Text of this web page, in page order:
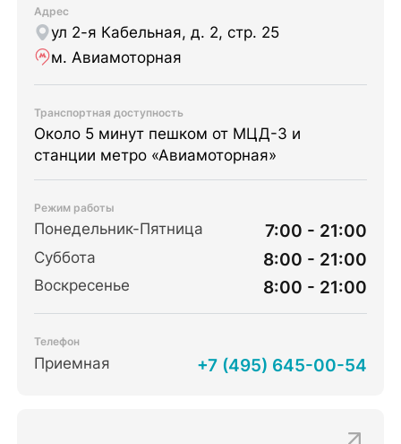
Адрес
ул 2-я Кабельная, д. 2, стр. 25
м. Авиамоторная
Транспортная доступность
Около 5 минут пешком от МЦД-3 и
станции метро «Авиамоторная»
Режим работы
Понедельник-Пятница 7:00 - 21:00
Суббота 8:00 - 21:00
Воскресенье 8:00 - 21:00
Телефон
Приемная +7 (495) 645-00-54